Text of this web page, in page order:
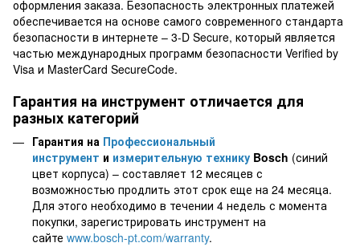
оформления заказа. Безопасность электронных платежей
обеспечивается на основе самого современного стандарта
безопасности в интернете – 3-D Secure, который является
частью международных программ безопасности Verified by
Visa и MasterCard SecureCode.
Гарантия на инструмент отличается для
разных категорий
Гарантия на Профессиональный
инструмент и измерительную технику Bosch (синий
цвет корпуса) – составляет 12 месяцев с
возможностью продлить этот срок еще на 24 месяца.
Для этого необходимо в течении 4 недель с момента
покупки, зарегистрировать инструмент на
сайте www.bosch-pt.com/warranty.